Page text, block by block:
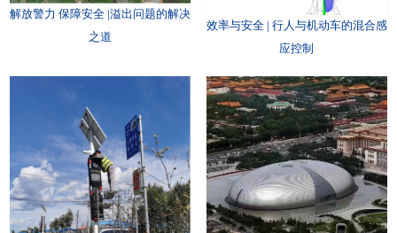
解放警力 保障安全 |溢出问题的解决
之道
效率与安全 | 行人与机动车的混合感
应控制